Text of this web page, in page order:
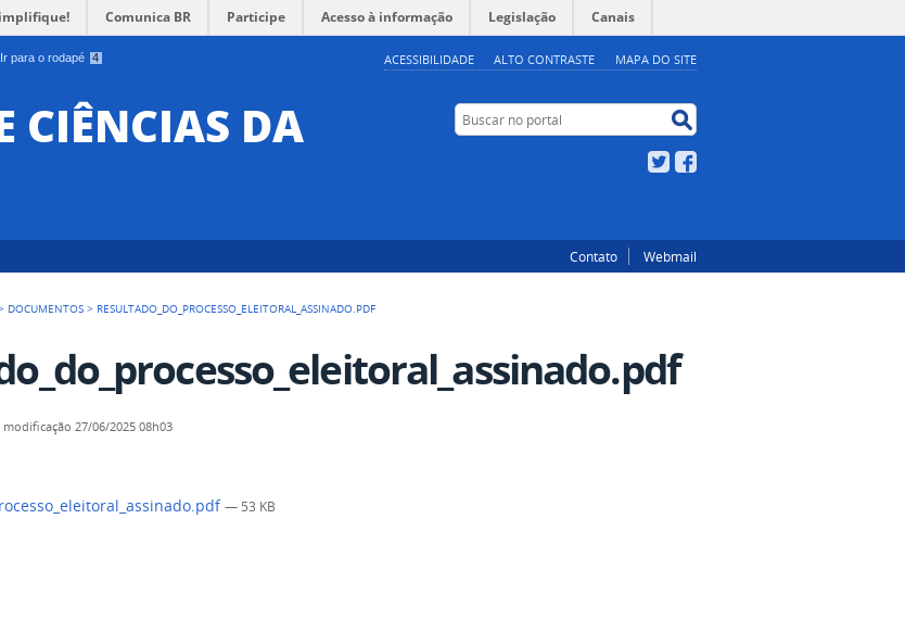
Ir para o rodapé 4 ACESSIBILIDADE ALTO CONTRASTE MAPA DO SITE
Comunica BR Participe Acesso à informação Legislação Canais
CIÊNCIAS DA Buscar no portal
Twitter
Contato Webmail
DOCUMENTOS > RESULTADO_DO_PROCESSO_ELEITORAL_ASSINADO.PDF
27/06/2025 08h03
— 53 KB